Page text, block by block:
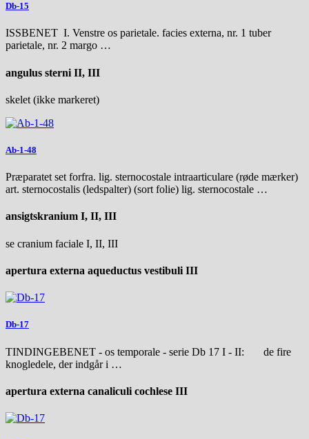
Db-15
ISSBENET I. Venstre os parietale. facies externa, nr. 1 tuber
parietale, nr. 2 margo …
angulus sterni II, III
skelet (ikke markeret)
Ab-1-48
Præparatet set forfra. lig. sternocostale intraarticulare (røde mærker)
art. sternocostalis (ledspalter) (sort folie) lig. sternocostale …
ansigtskranium I, II, III
se cranium faciale I, II, III
apertura externa aqueductus vestibuli III
Db-17
TINDINGEBENET - os temporale - serie Db 17 I - II: de fire
knogledele, der indgår i …
apertura externa canaliculi cochlese III